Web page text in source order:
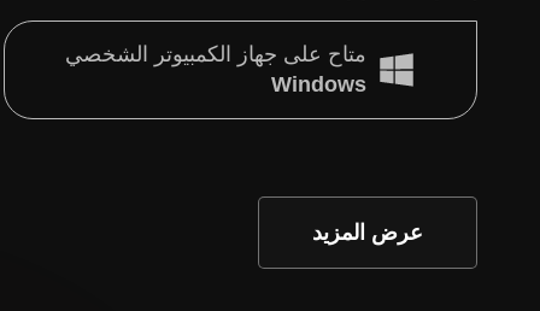
متاح على جهاز الكمبيوتر الشخصي
Windows
عرض المزيد